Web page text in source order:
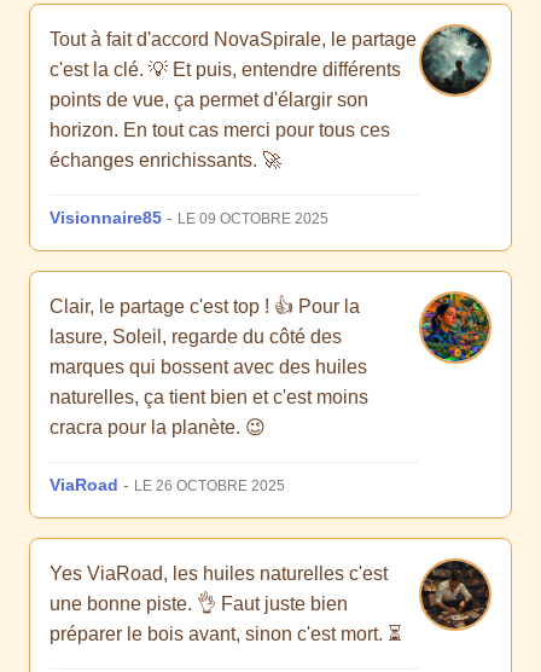
Tout à fait d'accord NovaSpirale, le partage
c'est la clé. 💡 Et puis, entendre différents
points de vue, ça permet d'élargir son
horizon. En tout cas merci pour tous ces
échanges enrichissants. 🚀
Visionnaire85 - LE 09 OCTOBRE 2025
Clair, le partage c'est top ! 👍 Pour la
lasure, Soleil, regarde du côté des
marques qui bossent avec des huiles
naturelles, ça tient bien et c'est moins
cracra pour la planète. 😉
ViaRoad - LE 26 OCTOBRE 2025
Yes ViaRoad, les huiles naturelles c'est
une bonne piste. 👌 Faut juste bien
préparer le bois avant, sinon c'est mort. ⏳